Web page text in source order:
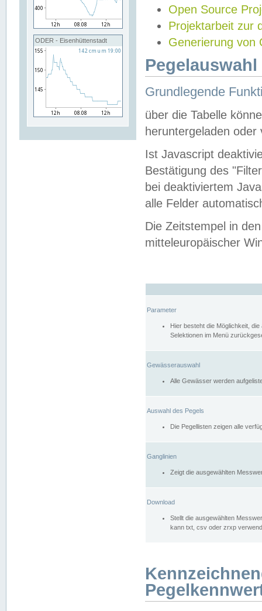
ODER - Eisenhüttenstadt
Open Source
Projektarbeit zur
Generierung von
Grundlegende
über die Tabelle
heruntergeladen oder
Ist Javascript
Bestätigung des
bei deaktiviertem
alle Felder
Die Zeitstempel in
mitteleuropäischer
Parameter
Hier besteht die Möglichkeit,
Selektionen im Menü
Gewässerauswahl
Alle Gewässer werden
Auswahl des Pegels
Die Pegellisten zeigen alle
Ganglinien
Zeigt die ausgewählten
Download
Stellt die ausgewählten
kann txt, csv oder zrxp